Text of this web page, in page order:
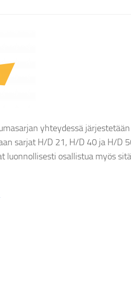
yhteydessä
sarjat H/D 21, H/D 40 ja H/D
luonnollisesti osallistua myös